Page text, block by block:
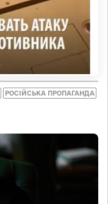
РОСІЙСЬКА ПРОПАГАНДА